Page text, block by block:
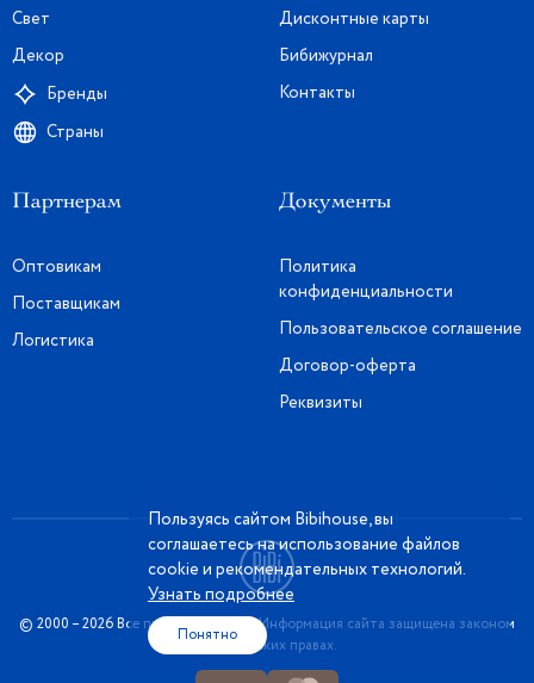
Свет
Декор
Бренды
Страны
Дисконтные карты
Бибижурнал
Контакты
Партнерам
Оптовикам
Поставщикам
Логистика
Документы
Политика
конфиденциальности
Пользовательское соглашение
Договор-оферта
Реквизиты
© 2000 – 2026 Все права защищены. Информация сайта защищена законом
об авторских правах.
Пользуясь сайтом Bibihouse, вы
соглашаетесь на использование файлов
cookie и рекомендательных технологий.
Узнать подробнее
Понятно